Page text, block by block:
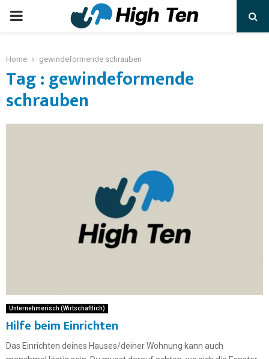
Home gewindeformende schrauben
Tag : gewindeformende
schrauben
Unternehmerisch (Wirtschaftlich)
Hilfe beim Einrichten
Das Einrichten deines Hauses/deiner Wohnung kann auch